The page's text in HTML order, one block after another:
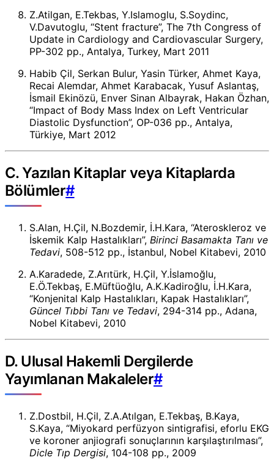
Z.Atilgan, E.Tekbas, Y.Islamoglu, S.Soydinc,
V.Davutoglu, “Stent fracture”, The 7th Congress of
Update in Cardiology and Cardiovascular Surgery,
PP-302 pp., Antalya, Turkey, Mart 2011
Habib Çil, Serkan Bulur, Yasin Türker, Ahmet Kaya,
Recai Alemdar, Ahmet Karabacak, Yusuf Aslantaş,
İsmail Ekinözü, Enver Sinan Albayrak, Hakan Özhan,
“Impact of Body Mass Index on Left Ventricular
Diastolic Dysfunction”, OP-036 pp., Antalya,
Türkiye, Mart 2012
C. Yazılan Kitaplar veya Kitaplarda
Bölümler#
S.Alan, H.Çil, N.Bozdemir, İ.H.Kara, “Ateroskleroz ve
İskemik Kalp Hastalıkları”, Birinci Basamakta Tanı ve
Tedavi, 508-512 pp., İstanbul, Nobel Kitabevi, 2010
A.Karadede, Z.Arıtürk, H.Çil, Y.İslamoğlu,
E.Ö.Tekbaş, E.Müftüoğlu, A.K.Kadiroğlu, İ.H.Kara,
“Konjenital Kalp Hastalıkları, Kapak Hastalıkları”,
Güncel Tıbbi Tanı ve Tedavi, 294-314 pp., Adana,
Nobel Kitabevi, 2010
D. Ulusal Hakemli Dergilerde
Yayımlanan Makaleler#
Z.Dostbil, H.Çil, Z.A.Atılgan, E.Tekbaş, B.Kaya,
S.Kaya, “Miyokard perfüzyon sintigrafisi, eforlu EKG
ve koroner anjiografi sonuçlarının karşılaştırılması”,
Dicle Tıp Dergisi, 104-108 pp., 2009